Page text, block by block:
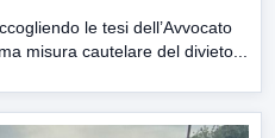
le tesi dell’Avvocato
misura cautelare del divieto...